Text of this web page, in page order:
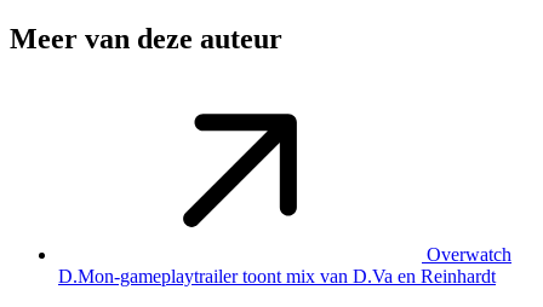
Meer van deze auteur
Overwatch
D.Mon-gameplaytrailer toont mix van D.Va en Reinhardt